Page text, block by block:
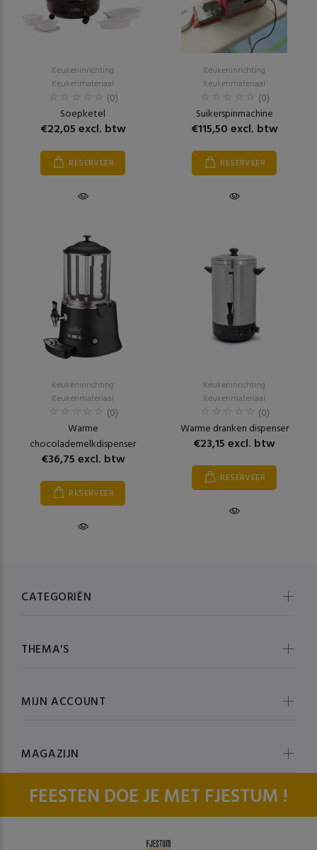
Keukeninrichting
Keukenmateriaal
(0)
Soepketel
€22,05 excl. btw
RESERVEER
Keukeninrichting
Keukenmateriaal
(0)
Suikerspinmachine
€115,50 excl. btw
RESERVEER
Keukeninrichting
Keukenmateriaal
(0)
Warme
chocolademelkdispenser
€36,75 excl. btw
RESERVEER
Keukeninrichting
Keukenmateriaal
(0)
Warme dranken dispenser
€23,15 excl. btw
RESERVEER
FEESTEN DOE JE MET FJESTUM !
CATEGORIËN
THEMA'S
MIJN ACCOUNT
MAGAZIJN